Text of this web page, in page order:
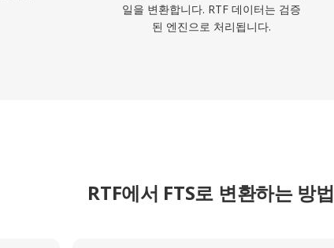
일을 변환합니다. RTF 데이터는 검증
된 엔진으로 처리됩니다.
RTF에서 FTS로 변환하는 방법